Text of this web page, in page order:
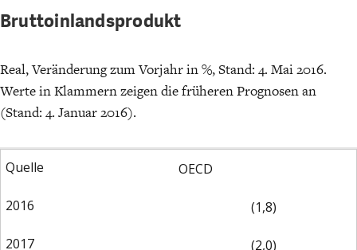
ECONOMISTS FOR FUTURE
DEUTSCHLAND
Bruttoinlandsprodukt
Real, Veränderung zum Vorjahr in %, Stand: 4. Mai 2016.
Werte in Klammern zeigen die früheren Prognosen an
(Stand: 4. Januar 2016).
OECD
(1,8)
(2,0)